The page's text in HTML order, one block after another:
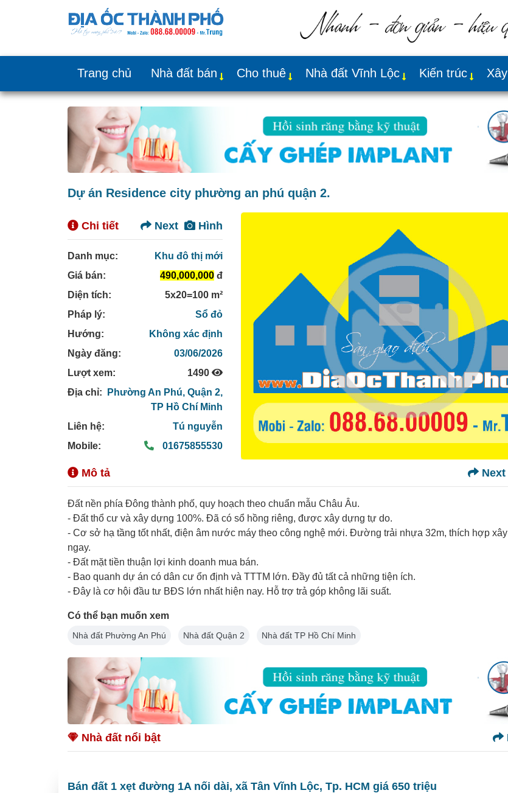
Trang chủ Nhà đất bán Cho thuê Nhà đất Vĩnh Lộc Kiến trúc
Dự án Residence city phường an phú quận 2.
Chi tiết Hình
Next
Danh mục:
Khu đô thị mới
Giá bán:
490,000,000 đ
Diện tích:
5x20=100 m²
Pháp lý:
Sổ đỏ
Hướng:
Không xác định
Ngày đăng:
03/06/2026
Lượt xem:
1490
Địa chỉ:
Phường An Phú,Quận 2,
TP Hồ Chí Minh
Liên hệ:
Tú nguyễn
Mobile:
01675855530
Mô tả Next
Đất nền phía Đông thành phố, quy hoạch theo chuẩn mẫu Châu Âu.
- Đất thổ cư và xây dựng 100%. Đã có sổ hồng riêng, được xây dựng tự do.
- Cơ sở hạ tầng tốt nhất, điện âm nước máy theo công nghệ mới. Đường trải nhựa 32m, thích hợp
ngay.
- Đất mặt tiền thuận lợi kinh doanh mua bán.
- Bao quanh dự án có dân cư ổn định và TTTM lớn. Đầy đủ tất cả những tiện ích.
- Đây là cơ hội đầu tư BĐS lớn nhất hiện nay. Hỗ trợ trả góp không lãi suất.
Có thể bạn muốn xem
Nhà đất Phường An Phú Nhà đất Quận 2 Nhà đất TP Hồ Chí Minh
Nhà đất nổi bật
Bán đất 1 xẹt đường 1A nối dài, xã Tân Vĩnh Lộc, Tp. HCM giá 650 triệu